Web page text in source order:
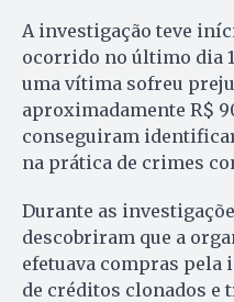
A investigação teve
ocorrido no último dia
uma vítima sofreu
aproximadamente R$
conseguiram
na prática de crimes
Durante as
descobriram que a
efetuava compras
de créditos clonados e